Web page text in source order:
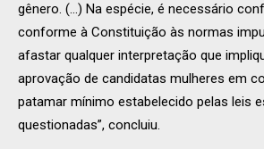
gênero. (…) Na espécie, é necessário
conforme à Constituição às normas
afastar qualquer interpretação que
aprovação de candidatas mulheres em
patamar mínimo estabelecido pelas leis
questionadas”, concluiu.